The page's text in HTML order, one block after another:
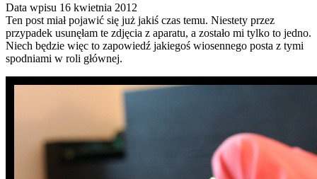
Data wpisu 16 kwietnia 2012
Ten post miał pojawić się już jakiś czas temu. Niestety przez
przypadek usunęłam te zdjęcia z aparatu, a zostało mi tylko to jedno.
Niech będzie więc to zapowiedź jakiegoś wiosennego posta z tymi
spodniami w roli głównej.